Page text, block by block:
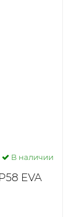
В наличии
EVA